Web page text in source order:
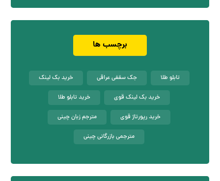
برچسب ها
تابلو طلا جک سقفی عراقی خرید بک لینک
خرید بک لینک قوی خرید تابلو طلا
خرید رپورتاژ قوی مترجم زبان چینی
مترجمی بازرگانی چینی